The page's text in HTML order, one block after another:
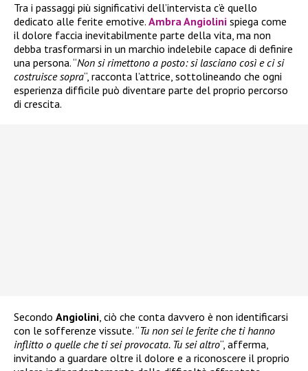
Tra i passaggi più significativi dell’intervista c’è quello
dedicato alle ferite emotive. Ambra Angiolini spiega come
il dolore faccia inevitabilmente parte della vita, ma non
debba trasformarsi in un marchio indelebile capace di definire
una persona. “Non si rimettono a posto: si lasciano così e ci si
costruisce sopra“, racconta l’attrice, sottolineando che ogni
esperienza difficile può diventare parte del proprio percorso
di crescita.
Secondo Angiolini, ciò che conta davvero è non identificarsi
con le sofferenze vissute. “Tu non sei le ferite che ti hanno
inflitto o quelle che ti sei provocata. Tu sei altro“, afferma,
invitando a guardare oltre il dolore e a riconoscere il proprio